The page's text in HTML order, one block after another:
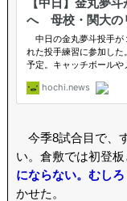
今季8試合目で、
い。倉敷では初登
にならない。むし
かせた。